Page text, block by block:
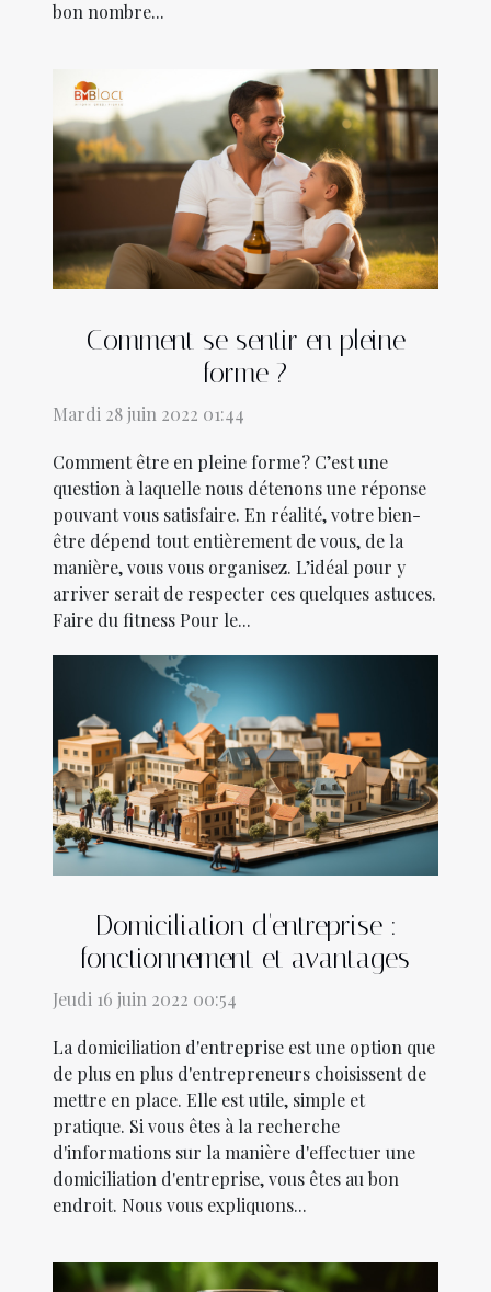
bon nombre...
Comment se sentir en pleine
forme ?
Mardi 28 juin 2022 01:44
Comment être en pleine forme ? C’est une
question à laquelle nous détenons une réponse
pouvant vous satisfaire. En réalité, votre bien-
être dépend tout entièrement de vous, de la
manière, vous vous organisez. L’idéal pour y
arriver serait de respecter ces quelques astuces.
Faire du fitness Pour le...
Domiciliation d'entreprise :
fonctionnement et avantages
Jeudi 16 juin 2022 00:54
La domiciliation d'entreprise est une option que
de plus en plus d'entrepreneurs choisissent de
mettre en place. Elle est utile, simple et
pratique. Si vous êtes à la recherche
d'informations sur la manière d'effectuer une
domiciliation d'entreprise, vous êtes au bon
endroit. Nous vous expliquons...